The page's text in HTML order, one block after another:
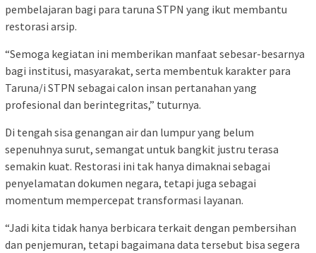
pembelajaran bagi para taruna STPN yang ikut membantu
restorasi arsip.
“Semoga kegiatan ini memberikan manfaat sebesar-besarnya
bagi institusi, masyarakat, serta membentuk karakter para
Taruna/i STPN sebagai calon insan pertanahan yang
profesional dan berintegritas,” tuturnya.
Di tengah sisa genangan air dan lumpur yang belum
sepenuhnya surut, semangat untuk bangkit justru terasa
semakin kuat. Restorasi ini tak hanya dimaknai sebagai
penyelamatan dokumen negara, tetapi juga sebagai
momentum mempercepat transformasi layanan.
“Jadi kita tidak hanya berbicara terkait dengan pembersihan
dan penjemuran, tetapi bagaimana data tersebut bisa segera